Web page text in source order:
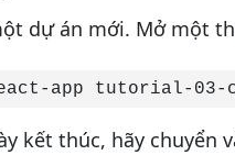
dự án mới. Mở một
app tutorial-03-
kết thúc, hãy chuyển